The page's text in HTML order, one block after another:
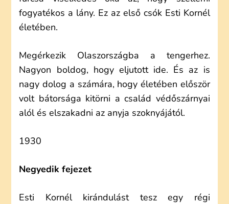
fogyatékos a lány. Ez az első csók Esti Kornél
életében.
Megérkezik Olaszországba a tengerhez.
Nagyon boldog, hogy eljutott ide. És az is
nagy dolog a számára, hogy életében először
volt bátorsága kitörni a család védőszárnyai
alól és elszakadni az anyja szoknyájától.
1930
Negyedik fejezet
Esti Kornél kirándulást tesz egy régi